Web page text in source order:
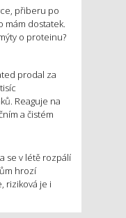
přiberu po
mám dostatek.
o proteinu?
prodal za
Reaguje na
a čistém
se v létě rozpálí
hrozí
riziková je i